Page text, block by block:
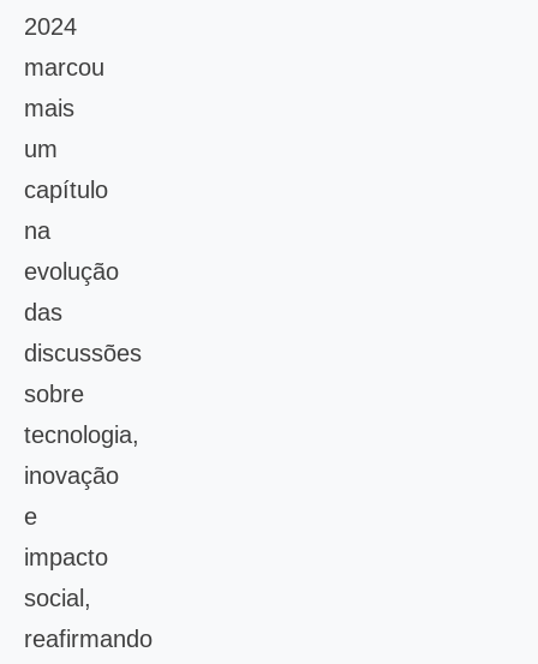
2024
marcou
mais
um
capítulo
na
evolução
das
discussões
sobre
tecnologia,
inovação
e
impacto
social,
reafirmando